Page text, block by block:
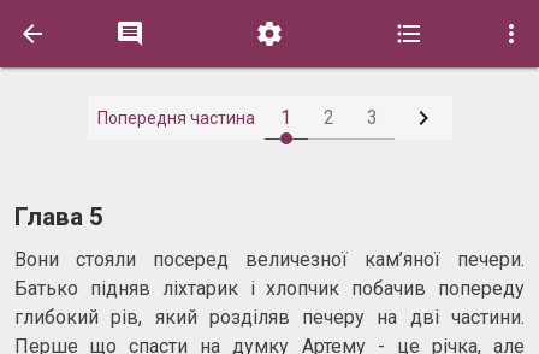
    
Попередня частина 1 2 3 
Глава 5
Вони стояли посеред величезної кам’яної печери.
Батько підняв ліхтарик і хлопчик побачив попереду
глибокий рів, який розділяв печеру на дві частини.
Перше що спасти на думку Артему - це річка, але